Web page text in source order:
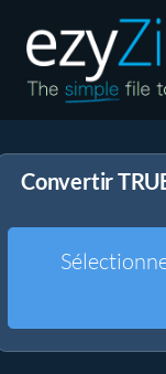
Décompresser
Convertir